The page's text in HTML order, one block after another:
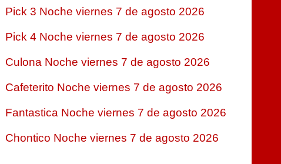
Pick 3 Noche viernes 7 de agosto 2026
Pick 4 Noche viernes 7 de agosto 2026
Culona Noche viernes 7 de agosto 2026
Cafeterito Noche viernes 7 de agosto 2026
Fantastica Noche viernes 7 de agosto 2026
Chontico Noche viernes 7 de agosto 2026